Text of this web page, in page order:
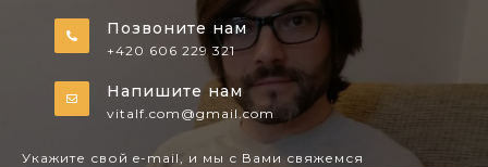
Позвоните нам
+420 606 229 321
Напишите нам
vitalf.com@gmail.com
Укажите свой e-mail, и мы с Вами свяжемся